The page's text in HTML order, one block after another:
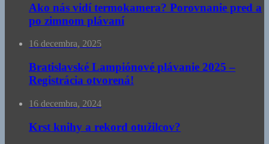
Ako nás vidí termokamera? Porovnanie pred a
po zimnom plávaní
16 decembra, 2025
Bratislavské Lampiónové plávanie 2025 –
Registrácia otvorená!
16 decembra, 2024
Krst knihy a rekord otužilcov?